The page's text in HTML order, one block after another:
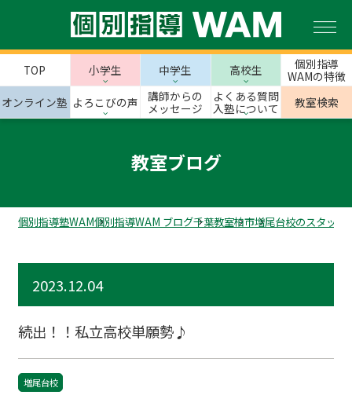
TOP 小学生 中学生 高校生
個別指導
WAMの特徴
オンライン塾 よろこびの声
講師からの
メッセージ
よくある質問
入塾について
教室検索
教室ブログ
個別指導塾WAM個別指導WAM ブログ千葉教室柏市増尾台校のスタッフ
2023.12.04
続出！！私立高校単願勢♪
増尾台校